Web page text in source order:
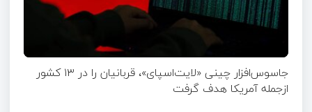
جاسوس‌افزار چینی «لایت‌اسپای»، قربانیان را در ۱۳ کشور
ازجمله آمریکا هدف گرفت